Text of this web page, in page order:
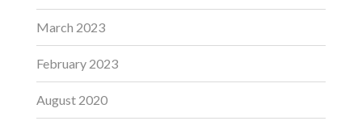
March 2023
February 2023
August 2020